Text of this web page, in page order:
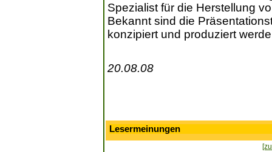
Spezialist für die Herstellung
Bekannt sind die
konzipiert und produziert
20.08.08
Lesermeinungen